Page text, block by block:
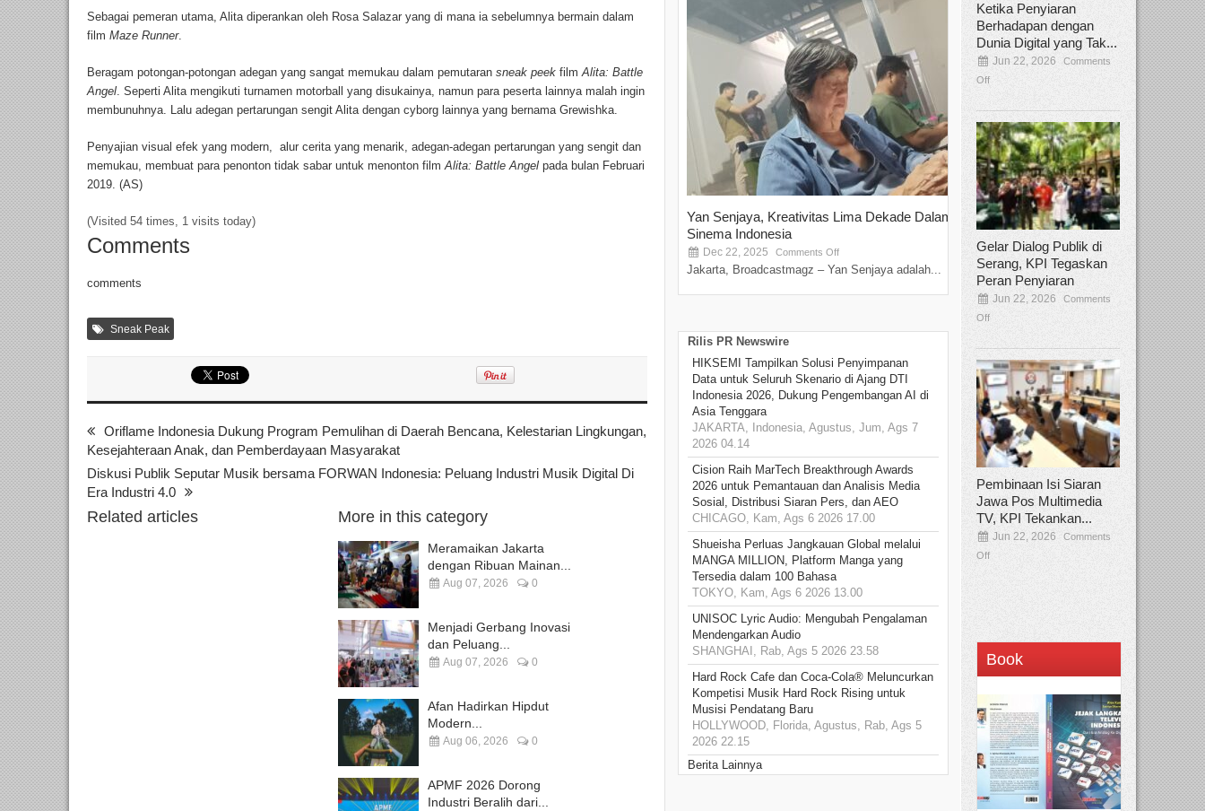
Sebagai pemeran utama, Alita diperankan oleh Rosa Salazar yang di mana ia sebelumnya bermain dalam
film Maze Runner.
Beragam potongan-potongan adegan yang sangat memukau dalam pemutaran sneak peek filmAlita: Battle
Angel. Seperti Alita mengikuti turnamen motorball yang disukainya, namun para peserta lainnya malah ingin
membunuhnya. Lalu adegan pertarungan sengit Alita dengan cyborg lainnya yang bernama Grewishka.
Penyajian visual efek yang modern, alur cerita yang menarik, adegan-adegan pertarungan yang sengit dan
memukau, membuat para penonton tidak sabar untuk menonton filmAlita: Battle Angel pada bulan Februari
2019. (AS)
(Visited 54 times, 1 visits today)
Comments
comments
Sneak Peak
Oriflame Indonesia Dukung Program Pemulihan di Daerah Bencana, Kelestarian Lingkungan,
Kesejahteraan Anak, dan Pemberdayaan Masyarakat
Diskusi Publik Seputar Musik bersama FORWAN Indonesia: Peluang Industri Musik Digital Di
Era Industri 4.0
Related articles More in this category
Meramaikan Jakarta
dengan Ribuan Mainan...
Aug 07, 2026 0
Menjadi Gerbang Inovasi
dan Peluang...
Aug 07, 2026 0
Afan Hadirkan Hipdut
Modern...
Aug 06, 2026 0
APMF 2026 Dorong
Industri Beralih dari...
Yan Senjaya, Kreativitas Lima Dekade Dalam
Sinema Indonesia
Dec 22, 2025 Comments Off
Jakarta, Broadcastmagz – Yan Senjaya adalah...
Tamee Irelly Menjadi Juri Open
Film Terbaru...
Sep 08, 2025 Comments Off
Bekasi, Broadcastmagz – Dalam upaya
talenta...
Rilis PR Newswire
HIKSEMI Tampilkan Solusi Penyimpanan
Data untuk Seluruh Skenario di Ajang DTI
Indonesia 2026, Dukung Pengembangan AI di
Asia Tenggara
JAKARTA, Indonesia, Agustus, Jum, Ags 7
2026 04.14
Cision Raih MarTech Breakthrough Awards
2026 untuk Pemantauan dan Analisis Media
Sosial, Distribusi Siaran Pers, dan AEO
CHICAGO, Kam, Ags 6 2026 17.00
Shueisha Perluas Jangkauan Global melalui
MANGA MILLION, Platform Manga yang
Tersedia dalam 100 Bahasa
TOKYO, Kam, Ags 6 2026 13.00
UNISOC Lyric Audio: Mengubah Pengalaman
Mendengarkan Audio
SHANGHAI, Rab, Ags 5 2026 23.58
Hard Rock Cafe dan Coca-Cola® Meluncurkan
Kompetisi Musik Hard Rock Rising untuk
Musisi Pendatang Baru
HOLLYWOOD, Florida, Agustus, Rab, Ags 5
2026 22.15
Berita Lainnya
Ketika Penyiaran
Berhadapan dengan
Dunia Digital yang Tak...
Jun 22, 2026
Comments
Off
Gelar Dialog Publik di
Serang, KPI Tegaskan
Peran Penyiaran
Jun 22, 2026
Comments
Off
Pembinaan Isi Siaran
Jawa Pos Multimedia
TV, KPI Tekankan...
Jun 22, 2026
Comments
Off
Book